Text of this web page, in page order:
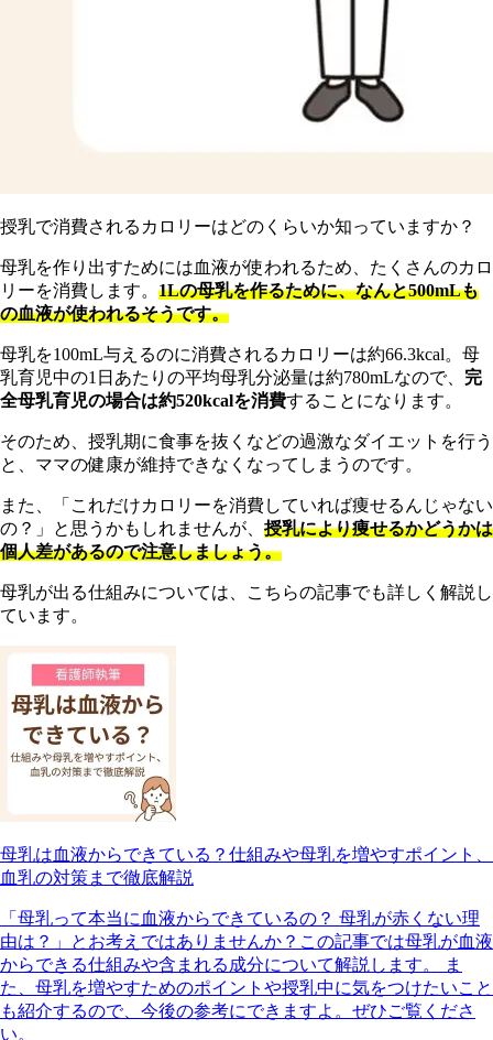
授乳で消費されるカロリーはどのくらいか知っていますか？
母乳を作り出すためには血液が使われるため、たくさんのカロ
リーを消費します。 1Lの母乳を作るために、なんと500mLも
の血液が使われるそうです。
母乳を100mL与えるのに消費されるカロリーは約66.3kcal。母
乳育児中の1日あたりの平均母乳分泌量は約780mLなので、 完
全母乳育児の場合は約520kcalを消費することになります。
そのため、授乳期に食事を抜くなどの過激なダイエットを行う
と、ママの健康が維持できなくなってしまうのです。
また、「これだけカロリーを消費していれば痩せるんじゃない
の？」と思うかもしれませんが、 授乳により痩せるかどうかは
個人差があるので注意しましょう。
母乳が出る仕組みについては、こちらの記事でも詳しく解説し
ています。
母乳は血液からできている？仕組みや母乳を増やすポイント、
血乳の対策まで徹底解説
「母乳って本当に血液からできているの？ 母乳が赤くない理
由は？」とお考えではありませんか？この記事では母乳が血液
からできる仕組みや含まれる成分について解説します。 ま
た、母乳を増やすためのポイントや授乳中に気をつけたいこと
も紹介するので、今後の参考にできますよ。ぜひご覧くださ
い。